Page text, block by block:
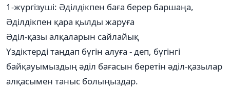
1-жүргізуші: Әділдікпен баға берер баршаңа,
Әділдікпен қара қылды жаруға
Әділ-қазы алқаларын сайлайық
Үздіктерді таңдап бүгін алуға - деп, бүгінгі
байқауымыздың әділ бағасын беретін әділ-қазылар
алқасымен таныс болыңыздар.